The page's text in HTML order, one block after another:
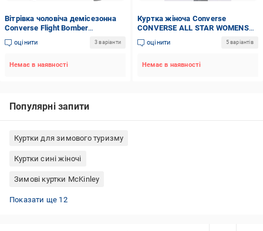
Вітрівка чоловіча демісезонна
Converse Flight Bomber
10017312-049 р.L чорна
оцінити 3 варіанти
Немає в наявності
Куртка жіноча Converse
CONVERSE ALL STAR WOMENS
10025204-001 р.XS чорна
оцінити 5 варіантів
Немає в наявності
Популярні запити
Куртки для зимового туризму
Куртки сині жіночі
Зимові куртки McKinley
Куртки-сорочки жіночі
Пальто-пуховик (довгий пуховик)
Куртки жіночі 54 розміру
Куртки McKinley жіночі
Куртка Nike чоловіча
Флісові куртки військові
Червоні пуховики
Термо-куртки жіночі
Куртки софтшелл зимові
Бежеві бомбери
Джинсовки жіночі
Куртки чорні чоловічі
Показати ще 12